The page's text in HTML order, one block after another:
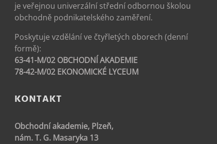
je veřejnou univerzální střední odbornou školou
obchodně podnikatelského zaměření.
Poskytuje vzdělání ve čtyřletých oborech (denní
formě):
63-41-M/02 OBCHODNÍ AKADEMIE
78-42-M/02 EKONOMICKÉ LYCEUM
KONTAKT
Obchodní akademie, Plzeň,
nám. T. G. Masaryka 13